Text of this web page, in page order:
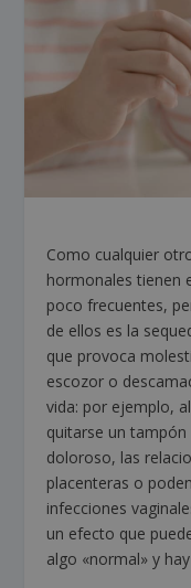
Como cualquier
hormonales tienen
poco frecuentes,
de ellos es la
que provoca
escozor o
vida: por ejemplo,
quitarse un
doloroso, las
placenteras o
infecciones
un efecto que
algo «normal» y